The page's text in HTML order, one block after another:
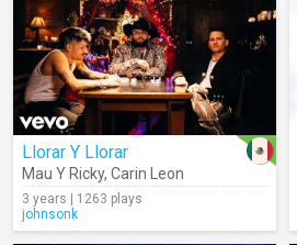
Llorar Y Llorar
Mau Y Ricky, Carin Leon
3 years | 1263 plays
johnsonk